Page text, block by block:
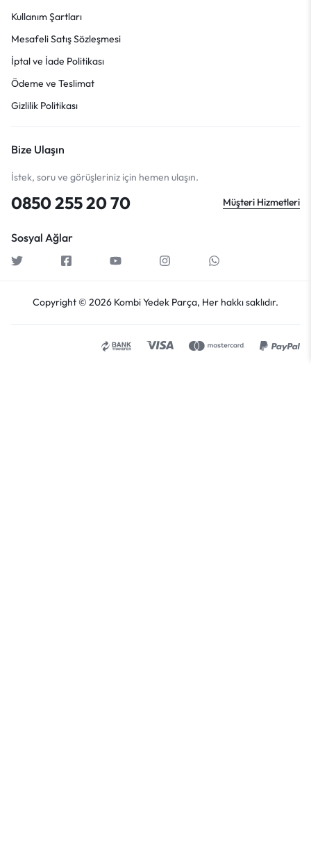
Kullanım Şartları
Mesafeli Satış Sözleşmesi
İptal ve İade Politikası
Ödeme ve Teslimat
Gizlilik Politikası
Bize Ulaşın
İstek, soru ve görüşleriniz için hemen ulaşın.
0850 255 20 70 Müşteri Hizmetleri
Sosyal Ağlar
Copyright © 2026 Kombi Yedek Parça, Her hakkı saklıdır.